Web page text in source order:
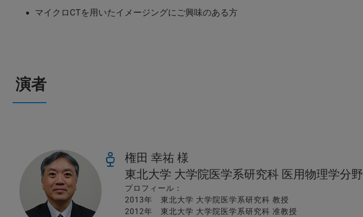
マイクロCTを用いたイメージングにご興味のある方
演者
権田 幸祐 様
東北大学 大学院医学系研究科 医用物理学分
プロフィール：
2013年 東北大学 大学院医学系研究科 教授
2012年 東北大学 大学院医学系研究科 准教授